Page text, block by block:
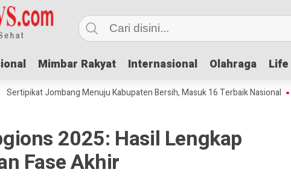
Mimbar Rakyat Internasional Olahraga
Mimbar Rakyat Internasional Olahraga
Jombang Menuju Kabupaten Bersih, Masuk 16 Terbaik Nasional IPP
2025: Hasil Lengkap
Fase Akhir